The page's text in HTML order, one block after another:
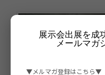
展示会出展を成
メールマガ